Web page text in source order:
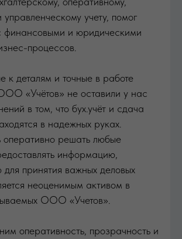
управленческому учету, помог
финансовыми и юридическими
процессов.
к деталям и точные в работе
«Учётов» не оставили у нас
в том, что бух.учёт и сдача
в надежных руках.
оперативно решать любые
информацию,
принятия важных деловых
неоценимым активом в
ООО «Учетов».
оперативность, прозрачность и